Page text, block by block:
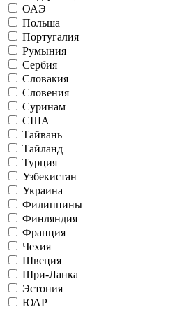
ОАЭ
Польша
Португалия
Румыния
Сербия
Словакия
Словения
Суринам
США
Тайвань
Тайланд
Турция
Узбекистан
Украина
Филиппины
Финляндия
Франция
Чехия
Швеция
Шри-Ланка
Эстония
ЮАР